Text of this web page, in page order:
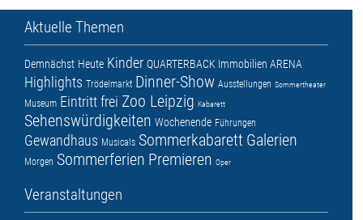
Aktuelle Themen
Demnächst Heute Kinder QUARTERBACK Immobilien ARENA
Highlights Trödelmarkt Dinner-Show Ausstellungen Sommertheater
Museum Eintritt frei Zoo Leipzig Kabarett
Sehenswürdigkeiten Wochenende Führungen
Gewandhaus Musicals Sommerkabarett Galerien
Morgen Sommerferien Premieren Oper
Veranstaltungen